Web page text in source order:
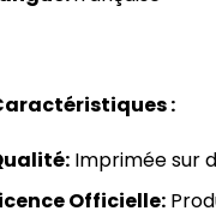
:
Imprimée sur
Officielle: